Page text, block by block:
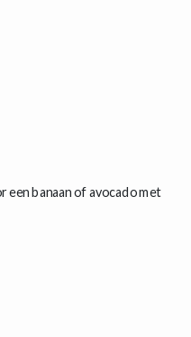
een banaan of avocado met